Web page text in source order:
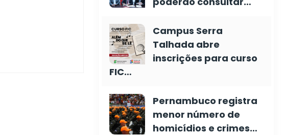
Campus Serra
Talhada abre
inscrições para curso
FIC…
Pernambuco registra
menor número de
homicídios e crimes…